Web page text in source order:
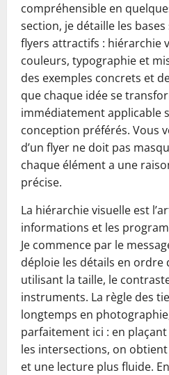
compréhensible en
section, je détaille les
flyers attractifs : hiérarchie
couleurs, typographie et
des exemples concrets et
que chaque idée se
immédiatement applicable
conception préférés. Vous
d’un flyer ne doit pas
chaque élément a une
précise.
La hiérarchie visuelle est
informations et les
Je commence par le
déploie les détails en ordre
utilisant la taille, le
instruments. La règle des
longtemps en
parfaitement ici : en
les intersections, on
et une lecture plus fluide.